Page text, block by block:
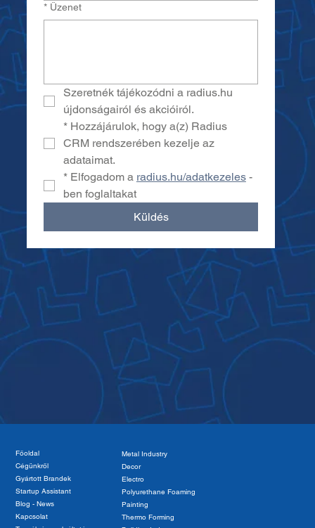
* Üzenet
Szeretnék tájékozódni a radius.hu
újdonságairól és akcióiról.
* Hozzájárulok, hogy a(z) Radius
CRM rendszerében kezelje az
adataimat.
* Elfogadom a radius.hu/adatkezeles -
ben foglaltakat
Küldés
Főoldal
Cégünkről
Gyártott Brandek
Startup Assistant
Blog - News
Kapcsolat
Metal Industry
Decor
Electro
Polyurethane Foaming
Painting
Thermo Forming